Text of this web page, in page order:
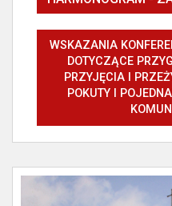
WSKAZANIA
DOTYCZĄCE
PRZYJĘCIA I
POKUTY I